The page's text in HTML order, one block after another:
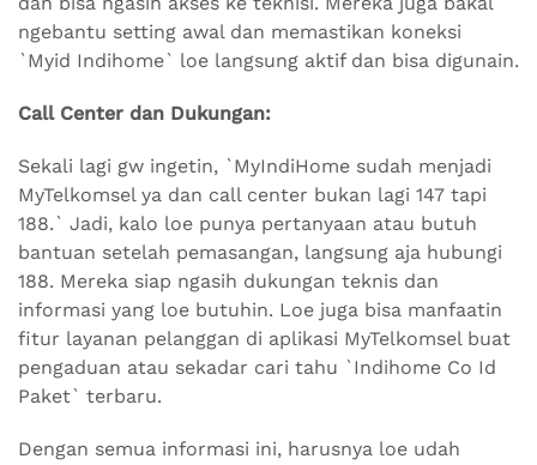
ngebantu setting awal dan memastikan koneksi
`Myid Indihome` loe langsung aktif dan bisa digunain.
Call Center dan Dukungan:
Sekali lagi gw ingetin, `MyIndiHome sudah menjadi
MyTelkomsel ya dan call center bukan lagi 147 tapi
188.` Jadi, kalo loe punya pertanyaan atau butuh
bantuan setelah pemasangan, langsung aja hubungi
188. Mereka siap ngasih dukungan teknis dan
informasi yang loe butuhin. Loe juga bisa manfaatin
fitur layanan pelanggan di aplikasi MyTelkomsel buat
pengaduan atau sekadar cari tahu `Indihome Co Id
Paket` terbaru.
Dengan semua informasi ini, harusnya loe udah